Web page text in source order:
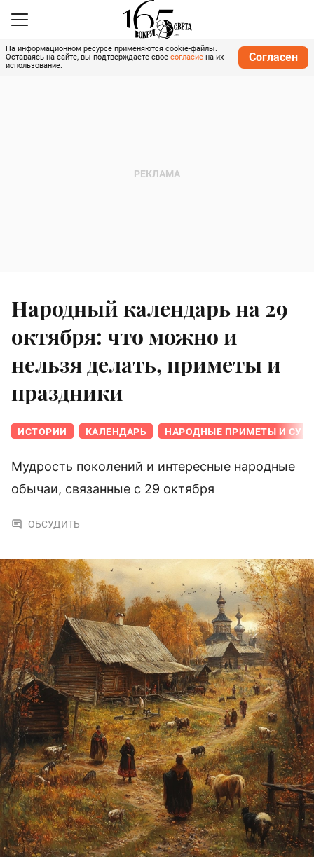
На информационном ресурсе применяются cookie-файлы.
Оставаясь на сайте, вы подтверждаете свое согласие на их
использование.
Согласен
Народный календарь на 29
октября: что можно и
нельзя делать, приметы и
праздники
ИСТОРИИ КАЛЕНДАРЬ НАРОДНЫЕ ПРИМЕТЫ И
Мудрость поколений и интересные народные
обычаи, связанные с 29 октября
ОБСУДИТЬ